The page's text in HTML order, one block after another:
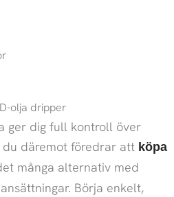
ger dig full kontroll över
du däremot föredrar att köpa
många alternativ med
Börja enkelt,